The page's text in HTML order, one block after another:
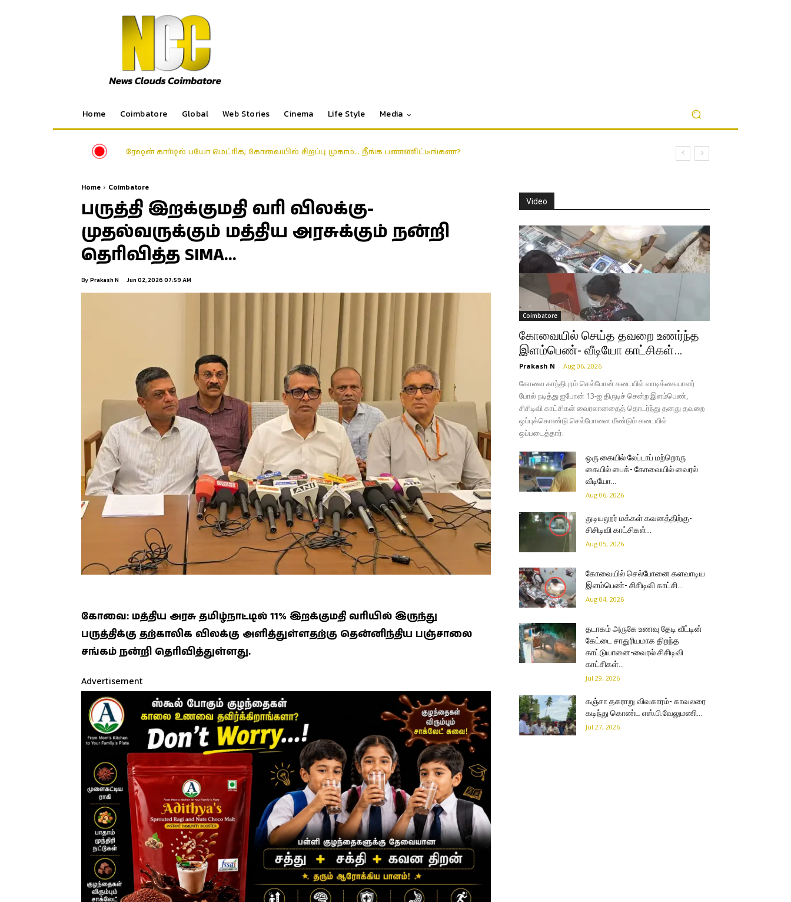
Home Coimbatore Global Web Stories Cinema Life Style Media
ரேஷன் கார்டில் பயோ மெட்ரிக்; கோவையில் சிறப்பு முகாம்… நீங்க பண்ணிட்டீங்களா?
Home Coimbatore
பருத்தி இறக்குமதி வரி விலக்கு-
முதல்வருக்கும் மத்திய அரசுக்கும் நன்றி
தெரிவித்த SIMA…
By Prakash N Jun 02, 2026 07:59 AM
கோவை: மத்திய அரசு தமிழ்நாட்டில் 11% இறக்குமதி வரியில் இருந்து
பருத்திக்கு தற்காலிக விலக்கு அளித்துள்ளதற்கு தென்னிந்திய பஞ்சாலை
சங்கம் நன்றி தெரிவித்துள்ளது.
Advertisement
Video
Coimbatore
கோவையில் செய்த தவறை உணர்ந்த
இளம்பெண்- வீடியோ காட்சிகள்…
Prakash N - Aug 06, 2026
கோவை காந்திபுரம் செல்போன் கடையில் வாடிக்கையாளர்
போல் நடித்து ஐபோன் 13-ஐ திருடிச் சென்ற இளம்பெண்,
சிசிடிவி காட்சிகள் வைரலானதைத் தொடர்ந்து தனது தவறை
ஒப்புக்கொண்டு செல்போனை மீண்டும் கடையில்
ஒப்படைத்தார்.
ஒரு கையில் லேப்டாப் மற்றொரு
கையில் பைக்- கோவையில் வைரல்
வீடியோ…
Aug 06, 2026
துடியலூர் மக்கள் கவனத்திற்கு-
சிசிடிவி காட்சிகள்…
Aug 05, 2026
கோவையில் செல்போனை களவாடிய
இளம்பெண்- சிசிடிவி காட்சி…
Aug 04, 2026
தடாகம் அருகே உணவு தேடி வீட்டின்
கேட்டை சாதுரியமாக திறந்த
காட்டுயானை-வைரல் சிசிடிவி
காட்சிகள்…
Jul 29, 2026
கஞ்சா தகராறு விவகாரம்- காவலரை
கடிந்து கொண்ட எஸ்.பி.வேலுமணி…
Jul 27, 2026